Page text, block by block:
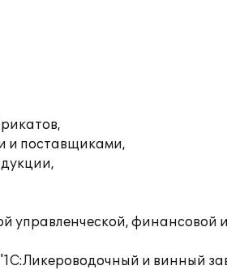
и поставщиками,
управленческой, финансовой
и винный